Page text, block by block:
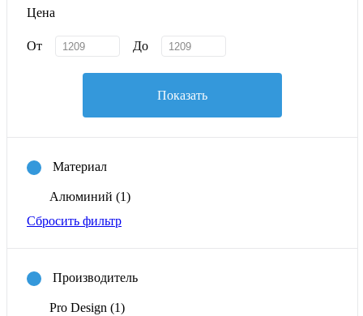
Цена
От До
Показать
Материал
Алюминий (1)
Сбросить фильтр
Производитель
Pro Design (1)